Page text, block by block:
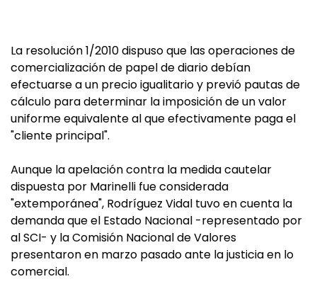
La resolución 1/2010 dispuso que las operaciones de
comercialización de papel de diario debían
efectuarse a un precio igualitario y previó pautas de
cálculo para determinar la imposición de un valor
uniforme equivalente al que efectivamente paga el
"cliente principal".
Aunque la apelación contra la medida cautelar
dispuesta por Marinelli fue considerada
"extemporánea", Rodríguez Vidal tuvo en cuenta la
demanda que el Estado Nacional -representado por
al SCI- y la Comisión Nacional de Valores
presentaron en marzo pasado ante la justicia en lo
comercial.